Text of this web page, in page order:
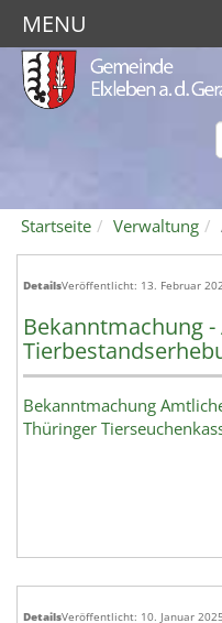
Startseite Verwaltung
Bekanntmachung
DetailsVeröffentlicht: 13. Februar
Bekanntmachung
Thüringer
DetailsVeröffentlicht: 10. Januar 2025
MENU